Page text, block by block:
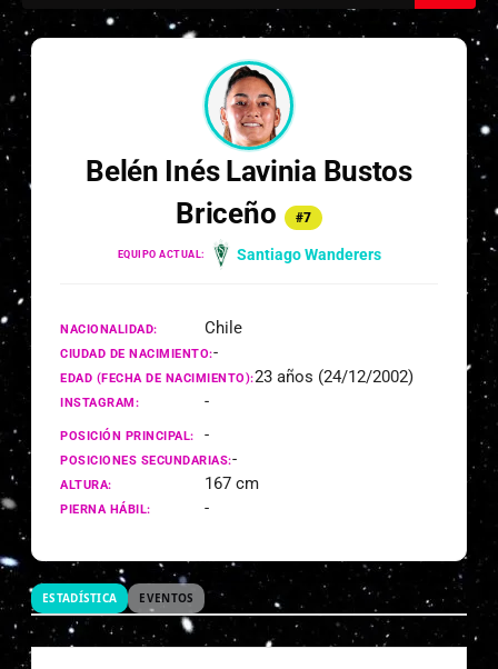
Belén Inés Lavinia Bustos
Briceño
#7
EQUIPO ACTUAL: Santiago Wanderers
NACIONALIDAD: Chile
CIUDAD DE NACIMIENTO:-
EDAD (FECHA DE NACIMIENTO):23 años (24/12/2002)
INSTAGRAM: -
POSICIÓN PRINCIPAL: -
POSICIONES SECUNDARIAS:-
ALTURA: 167 cm
PIERNA HÁBIL: -
ESTADÍSTICA EVENTOS